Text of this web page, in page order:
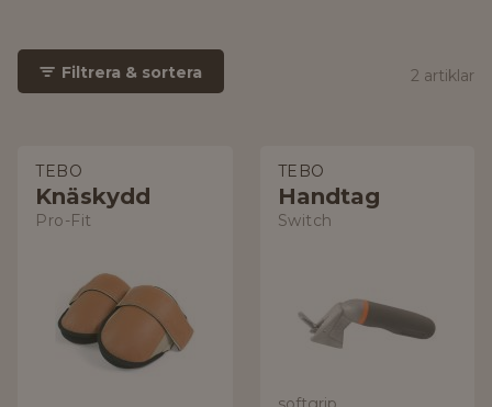
Filtrera & sortera 2 artiklar
TEBO
Knäskydd
Pro-Fit
TEBO
Handtag
Switch